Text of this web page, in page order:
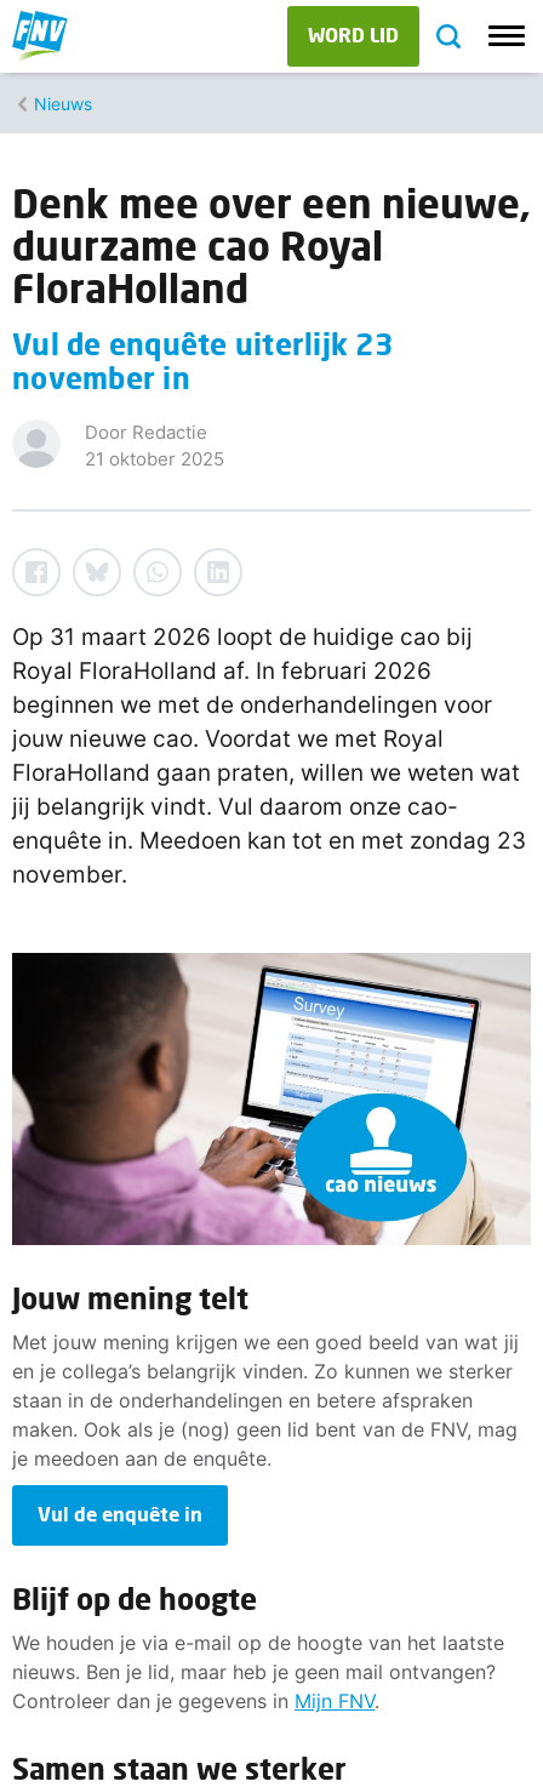
WORD LID
Nieuws
Denk mee over een nieuwe,
duurzame cao Royal
FloraHolland
Vul de enquête uiterlijk 23
november in
Door Redactie
21 oktober 2025
Op 31 maart 2026 loopt de huidige cao bij
Royal FloraHolland af. In februari 2026
beginnen we met de onderhandelingen voor
jouw nieuwe cao. Voordat we met Royal
FloraHolland gaan praten, willen we weten wat
jij belangrijk vindt. Vul daarom onze cao-
enquête in. Meedoen kan tot en met zondag 23
november.
Jouw mening telt
Met jouw mening krijgen we een goed beeld van wat jij
en je collega’s belangrijk vinden. Zo kunnen we sterker
staan in de onderhandelingen en betere afspraken
maken. Ook als je (nog) geen lid bent van de FNV, mag
je meedoen aan de enquête.
Vul de enquête in
Blijf op de hoogte
We houden je via e-mail op de hoogte van het laatste
nieuws. Ben je lid, maar heb je geen mail ontvangen?
Controleer dan je gegevens in Mijn FNV.
Samen staan we sterker